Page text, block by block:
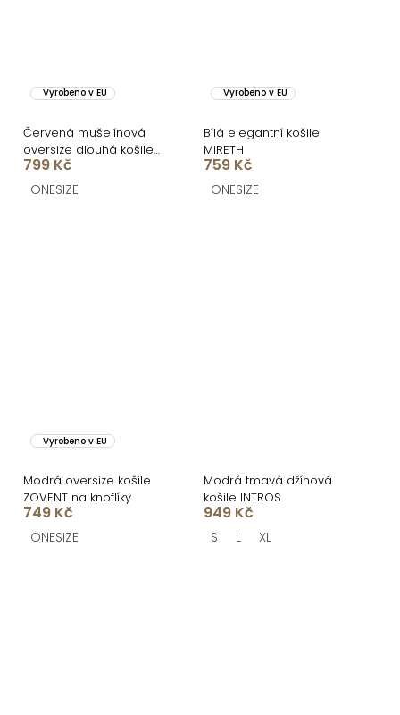
Vyrobeno v EU
Červená mušelínová
oversize dlouhá košile
MEKATHY
799 Kč
ONESIZE
Vyrobeno v EU
Bílá elegantní košile
MIRETH
759 Kč
ONESIZE
Vyrobeno v EU
Modrá oversize košile
ZOVENT na knoflíky
749 Kč
ONESIZE
Modrá tmavá džínová
košile INTROS
949 Kč
S L XL